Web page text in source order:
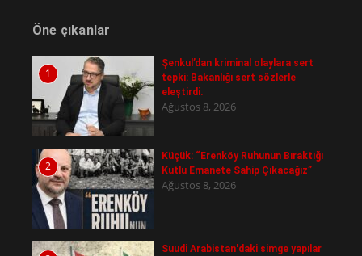
Öne çıkanlar
1
Şenkul’dan kriminal olaylara sert
tepki: Bakanlığı sert sözlerle
eleştirdi.
Ağustos 8, 2026
2
Küçük: “Erenköy Ruhunun Bıraktığı
Kutlu Emanete Sahip Çıkacağız”
Ağustos 8, 2026
Suudi Arabistan'daki simge yapılar